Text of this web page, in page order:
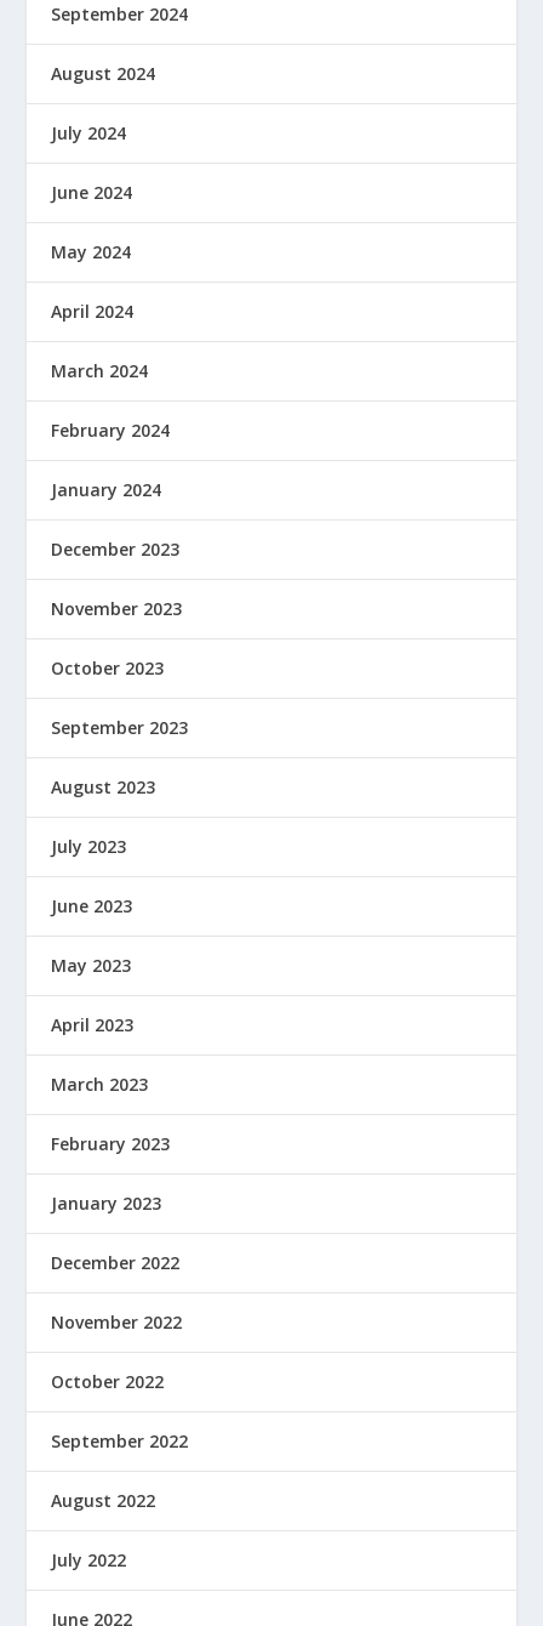
September 2024
August 2024
July 2024
June 2024
May 2024
April 2024
March 2024
February 2024
January 2024
December 2023
November 2023
October 2023
September 2023
August 2023
July 2023
June 2023
May 2023
April 2023
March 2023
February 2023
January 2023
December 2022
November 2022
October 2022
September 2022
August 2022
July 2022
June 2022